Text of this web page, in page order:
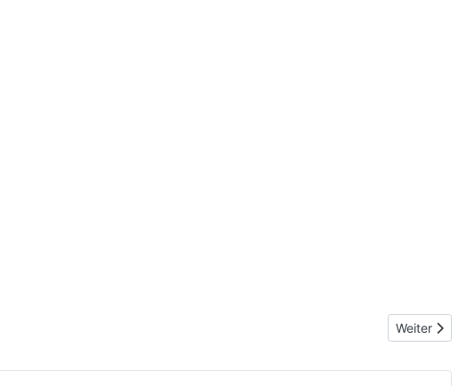
Nächster
Weiter